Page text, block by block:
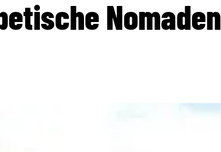
Nomaden